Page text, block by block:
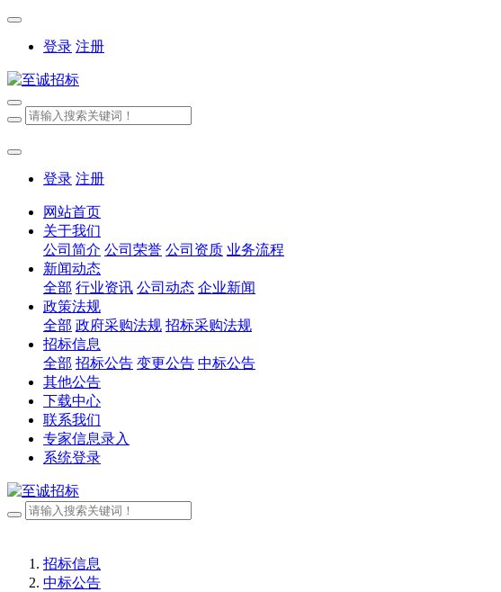
登录 注册
登录 注册
网站首页
关于我们
公司简介 公司荣誉 公司资质 业务流程
新闻动态
全部 行业资讯 公司动态 企业新闻
政策法规
全部 政府采购法规 招标采购法规
招标信息
全部 招标公告 变更公告 中标公告
其他公告
下载中心
联系我们
专家信息录入
系统登录
招标信息
中标公告